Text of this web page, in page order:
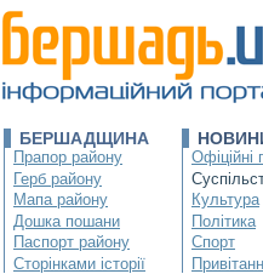
БЕРШАДЩИНА
Прапор району
Герб району
Мапа району
Дошка пошани
Паспорт району
Сторінками історії
Офіційні
Культура
Політика
Спорт